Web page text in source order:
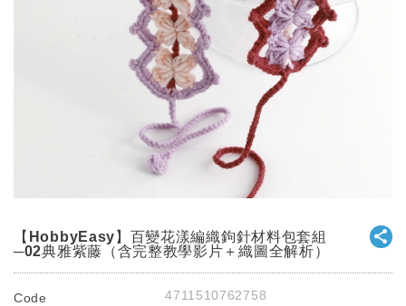
【HobbyEasy】百變花漾編織鉤針材料包套組
─02典雅紫藤（含完整教學影片＋織圖全解析）
Code 4711510762758